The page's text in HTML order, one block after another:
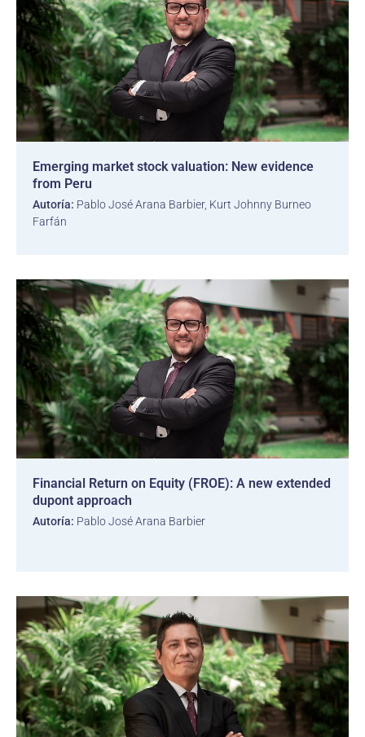
Emerging market stock valuation: New evidence
from Peru
Autoría: Pablo José Arana Barbier, Kurt Johnny Burneo
Farfán
Financial Return on Equity (FROE): A new extended
dupont approach
Autoría: Pablo José Arana Barbier